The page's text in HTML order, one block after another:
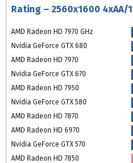
Rating – 2560x1600 4xAA/
AMD Radeon HD 7970 GHz
Nvidia GeForce GTX 680
AMD Radeon HD 7970
Nvidia GeForce GTX 670
AMD Radeon HD 7950
Nvidia GeForce GTX 580
AMD Radeon HD 7870
AMD Radeon HD 6970
Nvidia GeForce GTX 570
AMD Radeon HD 7850